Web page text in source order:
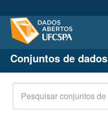
Conjuntos de dados
Organizações
Grupos
Sobre
Conjuntos de dados